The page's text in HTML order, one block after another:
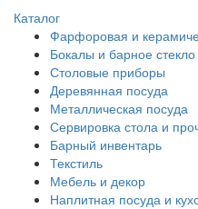
Каталог
Фарфоровая и
Бокалы и барное стекло
Столовые приборы
Деревянная посуда
Металлическая посуда
Сервировка стола и
Барный инвентарь
Текстиль
Мебель и декор
Наплитная посуда и